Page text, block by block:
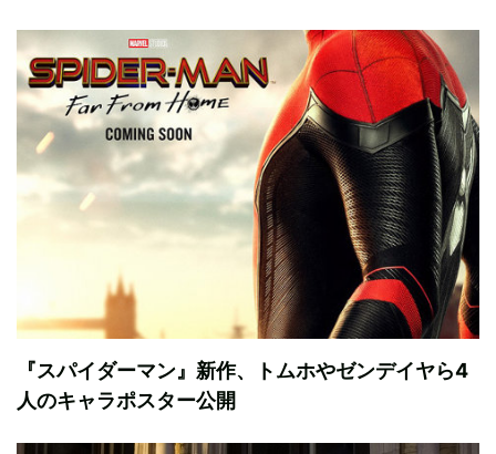
『スパイダーマン』新作、トムホやゼンデイヤら4
人のキャラポスター公開